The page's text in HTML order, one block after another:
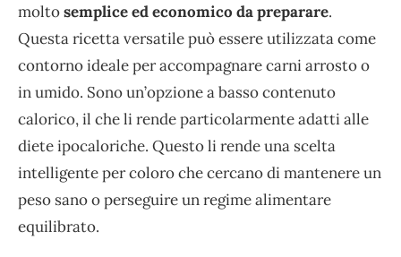
moltosemplice ed economico da preparare.
Questa ricetta versatile può essere utilizzata come
contorno ideale per accompagnare carni arrosto o
in umido. Sono un’opzione a basso contenuto
calorico, il che li rende particolarmente adatti alle
diete ipocaloriche. Questo li rende una scelta
intelligente per coloro che cercano di mantenere un
peso sano o perseguire un regime alimentare
equilibrato.